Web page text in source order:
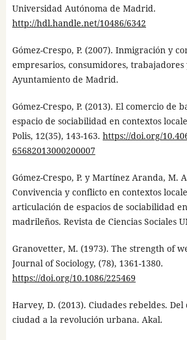
Universidad Autónoma de Madrid.
http://hdl.handle.net/10486/6342
Gómez-Crespo, P. (2007). Inmigración y
empresarios, consumidores, trabajadores
Ayuntamiento de Madrid.
Gómez-Crespo, P. (2013). El comercio de
espacio de sociabilidad en contextos
Polis, 12(35), 143-163. https://doi.org/
65682013000200007
Gómez-Crespo, P. y Martínez Aranda, M.
Convivencia y conflicto en contextos
articulación de espacios de sociabilidad
madrileños. Revista de Ciencias Sociales
Granovetter, M. (1973). The strength of
Journal of Sociology, (78), 1361-1380.
https://doi.org/10.1086/225469
Harvey, D. (2013). Ciudades rebeldes.
ciudad a la revolución urbana. Akal.